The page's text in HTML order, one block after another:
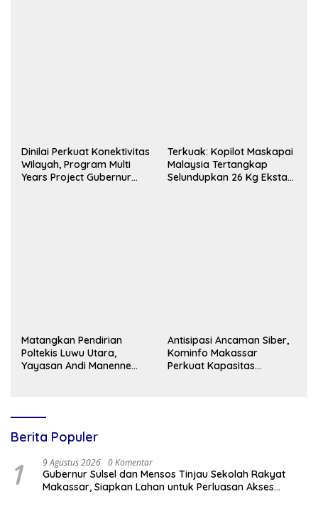
Dinilai Perkuat Konektivitas
Wilayah, Program Multi
Years Project Gubernur
Terkuak: Kopilot Maskapai
Malaysia Tertangkap
Selundupkan 26 Kg Ekstasi
Matangkan Pendirian
Poltekis Luwu Utara,
Yayasan Andi Manenne
Antisipasi Ancaman Siber,
Kominfo Makassar
Perkuat Kapasitas
Berita Populer
1 9 Agustus 2026 0 Komentar
Gubernur Sulsel dan Mensos Tinjau Sekolah Rakyat
Makassar, Siapkan Lahan untuk Perluasan Akses